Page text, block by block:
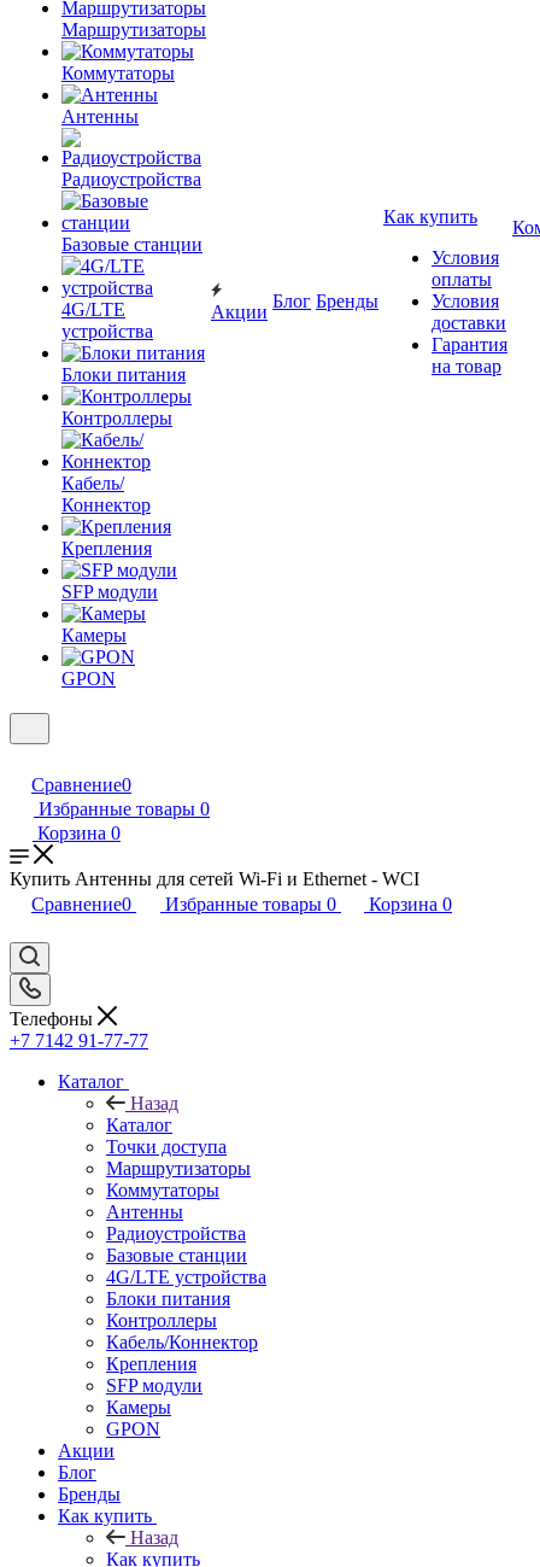
Маршрутизаторы
Коммутаторы
Антенны
Радиоустройства
Базовые станции
4G/LTE
устройства
Блоки питания
Контроллеры
Кабель/
Коннектор
Крепления
SFP модули
Камеры
GPON
Акции
Блог Бренды
Как купить
Условия
оплаты
Условия
доставки
Гарантия
на товар
Сравнение0
Избранные товары 0
Корзина 0
Купить Антенны для сетей Wi-Fi и Ethernet - WCI
Сравнение0 Избранные товары 0 Корзина 0
Телефоны
+7 7142 91-77-77
Каталог
Назад
Каталог
Точки доступа
Маршрутизаторы
Коммутаторы
Антенны
Радиоустройства
Базовые станции
4G/LTE устройства
Блоки питания
Контроллеры
Кабель/Коннектор
Крепления
SFP модули
Камеры
GPON
Акции
Блог
Бренды
Как купить
Назад
Как купить